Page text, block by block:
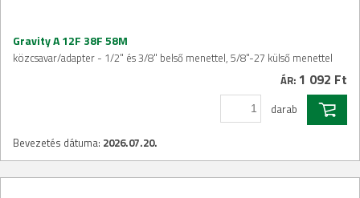
Gravity A 12F 38F 58M
közcsavar/adapter - 1/2" és 3/8" belső menettel, 5/8"-27 külső menettel
ÁR: 1 092 Ft
darab
Bevezetés dátuma: 2026.07.20.